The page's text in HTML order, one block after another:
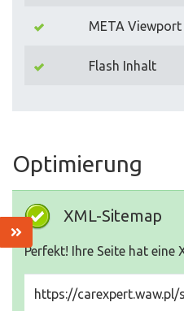
META Viewport
Flash Inhalt
Optimierung
XML-Sitemap
Perfekt! Ihre Seite hat eine
https://carexpert.waw.pl/